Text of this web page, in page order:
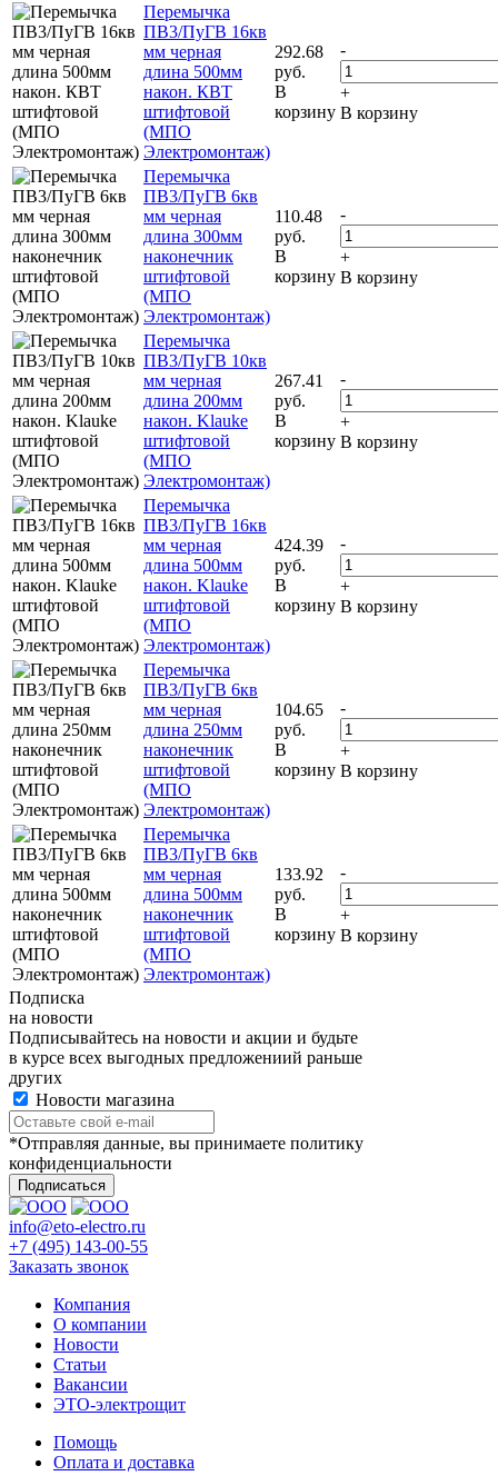
Перемычка
ПВ3/ПуГВ 16кв
мм черная
длина 500мм
након. КВТ
штифтовой
(МПО
Электромонтаж)
292.68
руб.
В
корзину
-
+
В корзину
Перемычка
ПВ3/ПуГВ 6кв
мм черная
длина 300мм
наконечник
штифтовой
(МПО
Электромонтаж)
110.48
руб.
В
корзину
-
+
В корзину
Перемычка
ПВ3/ПуГВ 10кв
мм черная
длина 200мм
након. Klauke
штифтовой
(МПО
Электромонтаж)
267.41
руб.
В
корзину
-
+
В корзину
Перемычка
ПВ3/ПуГВ 16кв
мм черная
длина 500мм
након. Klauke
штифтовой
(МПО
Электромонтаж)
424.39
руб.
В
корзину
-
+
В корзину
Перемычка
ПВ3/ПуГВ 6кв
мм черная
длина 250мм
наконечник
штифтовой
(МПО
Электромонтаж)
104.65
руб.
В
корзину
-
+
В корзину
Перемычка
ПВ3/ПуГВ 6кв
мм черная
длина 500мм
наконечник
штифтовой
(МПО
Электромонтаж)
133.92
руб.
В
корзину
-
+
В корзину
Подписка
на новости
Подписывайтесь на новости и акции и будьте
в курсе всех выгодных предложениий раньше
других
Новости магазина
*Отправляя данные, вы принимаете политику
конфиденциальности
info@eto-electro.ru
+7 (495) 143-00-55
Заказать звонок
Компания
О компании
Новости
Статьи
Вакансии
ЭТО-электрощит
Помощь
Оплата и доставка